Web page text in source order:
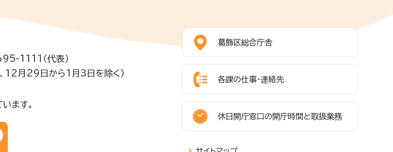
1111（代表）
12月29日から1月3日を除く)
ます。
葛飾区総合庁舎
各課の仕事・連絡先
休日開庁窓口の開庁時間と取扱業務